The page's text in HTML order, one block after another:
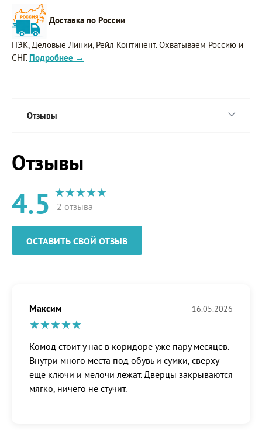
Доставка по России
ПЭК, Деловые Линии, Рейл Континент. Охватываем Россию и
СНГ. Подробнее →
Отзывы
Отзывы
4.5 2 отзыва
ОСТАВИТЬ СВОЙ ОТЗЫВ
Максим 16.05.2026
Комод стоит у нас в коридоре уже пару месяцев.
Внутри много места под обувь и сумки, сверху
еще ключи и мелочи лежат. Дверцы закрываются
мягко, ничего не стучит.